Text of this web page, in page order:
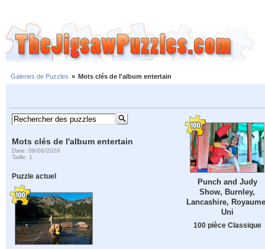
Galeries de Puzzles » Mots clés de l'album entertain
Mots clés de l'album entertain
Date: 08/06/2026
Taille: 1
Puzzle actuel
Punch and Judy
Show, Burnley,
Lancashire,
Uni
100 pièce Classique